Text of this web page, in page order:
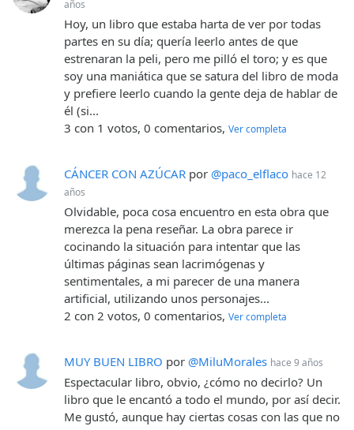
años
Hoy, un libro que estaba harta de ver por todas
partes en su día; quería leerlo antes de que
estrenaran la peli, pero me pilló el toro; y es que
soy una maniática que se satura del libro de moda
y prefiere leerlo cuando la gente deja de hablar de
él (si...
3 con 1 votos, 0 comentarios, Ver completa
CÁNCER CON AZÚCAR por @paco_elflaco hace 12
años
Olvidable, poca cosa encuentro en esta obra que
merezca la pena reseñar. La obra parece ir
cocinando la situación para intentar que las
últimas páginas sean lacrimógenas y
sentimentales, a mi parecer de una manera
artificial, utilizando unos personajes...
2 con 2 votos, 0 comentarios, Ver completa
MUY BUEN LIBRO por @MiluMorales hace 9 años
Espectacular libro, obvio, ¿cómo no decirlo? Un
libro que le encantó a todo el mundo, por así decir.
Me gustó, aunque hay ciertas cosas con las que no